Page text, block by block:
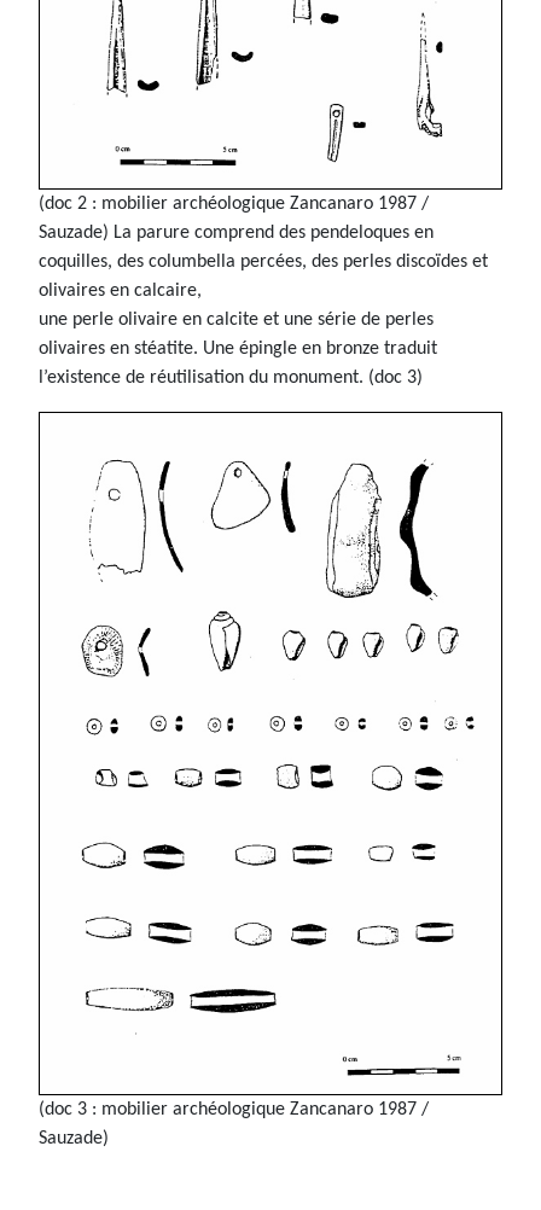
(doc 2 : mobilier archéologique Zancanaro 1987 /
Sauzade) La parure comprend des pendeloques en
coquilles, des columbella percées, des perles discoïdes et
olivaires en calcaire,
une perle olivaire en calcite et une série de perles
olivaires en stéatite. Une épingle en bronze traduit
l’existence de réutilisation du monument. (doc 3)
(doc 3 : mobilier archéologique Zancanaro 1987 /
Sauzade)